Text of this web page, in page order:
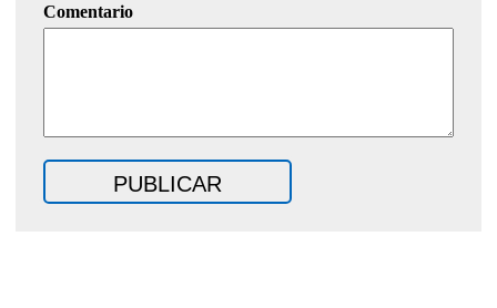
Comentario